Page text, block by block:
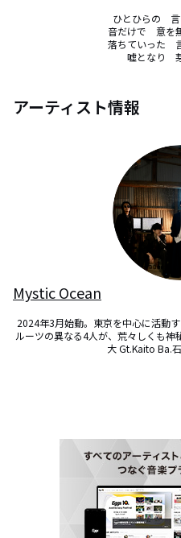
ひとひらの　
音だけで　意を
落ちていった　
嘘となり　
アーティスト情報
Mystic Ocean
2024年3月始動。東京を中心に活動
ルーツの異なる4人が、荒々しくも神
大 Gt.Kaito Ba.